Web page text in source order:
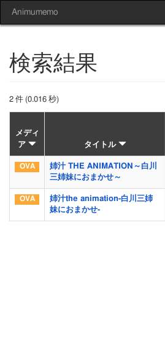
Animumemo
検索結果
2 件 (0.016 秒)
メディ
ア
タイトル
姉汁 THE ANIMATION～白川
三姉妹におまかせ～
姉汁the animation-白川三姉
妹におまかせ-